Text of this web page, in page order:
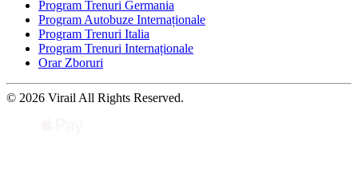
Program Trenuri Germania
Program Autobuze Internaționale
Program Trenuri Italia
Program Trenuri Internaționale
Orar Zboruri
© 2026 Virail All Rights Reserved.